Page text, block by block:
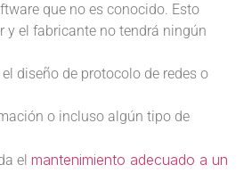
que no es conocido. Esto
y el fabricante no tendrá ningún
diseño de protocolo de redes o
o incluso algún tipo de
el mantenimiento adecuado a un